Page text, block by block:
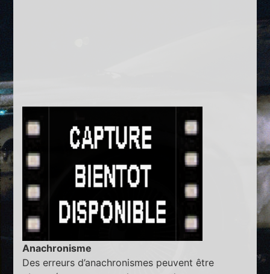
Anachronisme
Des erreurs d’anachronismes peuvent être